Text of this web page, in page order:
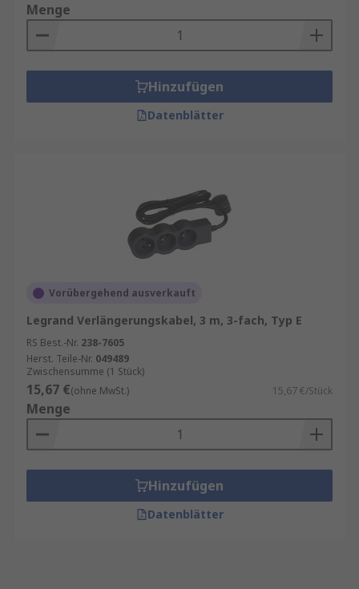
Menge
Hinzufügen
Datenblätter
Vorübergehend ausverkauft
Legrand Verlängerungskabel, 3 m, 3-fach, Typ E
RS Best.-Nr. 238-7605
Herst. Teile-Nr. 049489
Zwischensumme (1 Stück)
15,67 €(ohne MwSt.) 15,67 €/Stück
Menge
Hinzufügen
Datenblätter